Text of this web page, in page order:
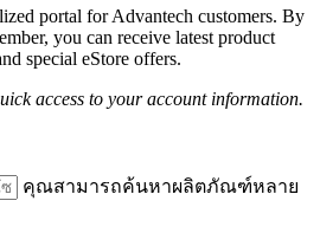
portal for Advantech customers. By
you can receive latest product
special eStore offers.
access to your account information.
คุณสามารถค้นหาผลิตภัณฑ์หลาย